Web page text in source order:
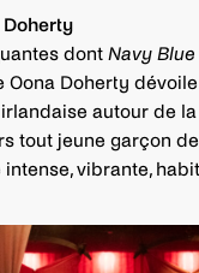
dont Navy Blue
Doherty
autour de
tout jeune garçon
vibrante,